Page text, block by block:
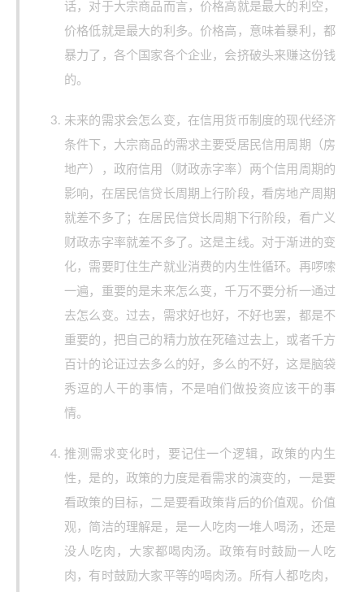
话，对于大宗商品而言，价格高就是最大的利空，
价格低就是最大的利多。价格高，意味着暴利，都
暴力了，各个国家各个企业，会挤破头来赚这份钱
的。
未来的需求会怎么变，在信用货币制度的现代经济
条件下，大宗商品的需求主要受居民信用周期（房
地产），政府信用（财政赤字率）两个信用周期的
影响，在居民信贷长周期上行阶段，看房地产周期
就差不多了；在居民信贷长周期下行阶段，看广义
财政赤字率就差不多了。这是主线。对于渐进的变
化，需要盯住生产就业消费的内生性循环。再啰嗦
一遍，重要的是未来怎么变，千万不要分析一通过
去怎么变。过去，需求好也好，不好也罢，都是不
重要的，把自己的精力放在死磕过去上，或者千方
百计的论证过去多么的好，多么的不好，这是脑袋
秀逗的人干的事情，不是咱们做投资应该干的事
情。
推测需求变化时，要记住一个逻辑，政策的内生
性，是的，政策的力度是看需求的演变的，一是要
看政策的目标，二是要看政策背后的价值观。价值
观，简洁的理解是，是一人吃肉一堆人喝汤，还是
没人吃肉，大家都喝肉汤。政策有时鼓励一人吃
肉，有时鼓励大家平等的喝肉汤。所有人都吃肉，